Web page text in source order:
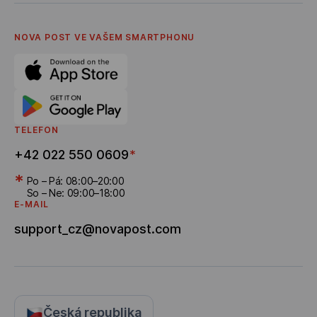
Podmínky a pravidla poštovních služeb
Často kladené dotazy
Spotřebitelské Spory
Program doporučování
Doručení bonusů
NOVA POST VE VAŠEM SMARTPHONU
TELEFON
+42 022 550 0609*
* Po – Pá: 08:00–20:00
So – Ne: 09:00–18:00
E-MAIL
support_cz@novapost.com
Česká republika